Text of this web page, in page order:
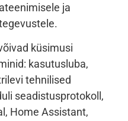
ja
küsimusi
kasutusluba,
tehnilised
seadistusprotokoll,
Home Assistant,